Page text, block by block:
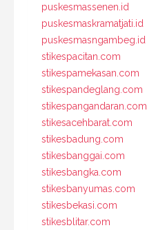
puskesmassenen.id
puskesmaskramatjati.id
puskesmasngambeg.id
stikespacitan.com
stikespamekasan.com
stikespandeglang.com
stikespangandaran.com
stikesacehbarat.com
stikesbadung.com
stikesbanggai.com
stikesbangka.com
stikesbanyumas.com
stikesbekasi.com
stikesblitar.com